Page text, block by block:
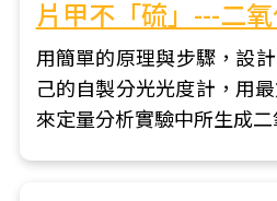
片甲不「硫」---二
用簡單的原理與步驟，設
己的自製分光光度計，用
來定量分析實驗中所生成二